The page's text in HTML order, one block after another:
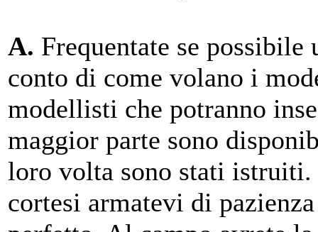
A. Frequentate se possibile
conto di come volano i
modellisti che potranno
maggior parte sono
loro volta sono stati istruiti.
cortesi armatevi di